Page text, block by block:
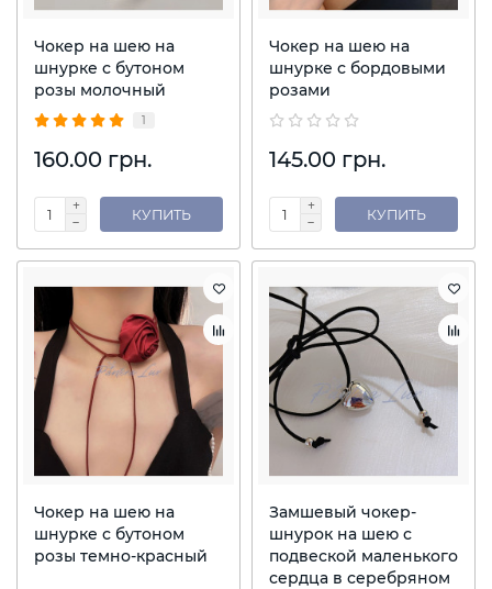
Чокер на шею на
шнурке с бутоном
розы молочный
160.00 грн.
КУПИТЬ
Чокер на шею на
шнурке с бордовыми
розами
145.00 грн.
КУПИТЬ
Чокер на шею на
шнурке с бутоном
розы темно-красный
Замшевый чокер-
шнурок на шею с
подвеской маленького
сердца в серебряном